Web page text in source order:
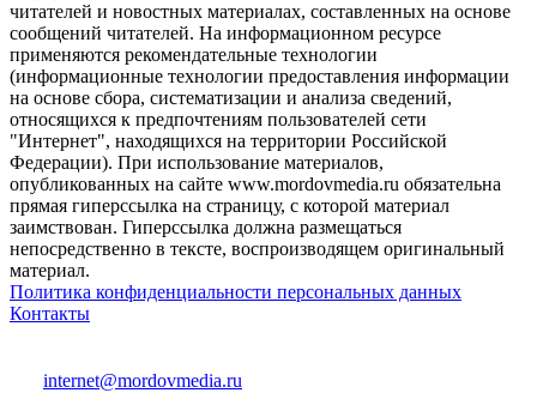
читателей и новостных материалах, составленных на основе
сообщений читателей. На информационном ресурсе
применяются рекомендательные технологии
(информационные технологии предоставления информации
на основе сбора, систематизации и анализа сведений,
относящихся к предпочтениям пользователей сети
"Интернет", находящихся на территории Российской
Федерации). При использование материалов,
опубликованных на сайте www.mordovmedia.ru обязательна
прямая гиперссылка на страницу, с которой материал
заимствован. Гиперссылка должна размещаться
непосредственно в тексте, воспроизводящем оригинальный
материал.
Политика конфиденциальности персональных данных
Контакты
internet@mordovmedia.ru